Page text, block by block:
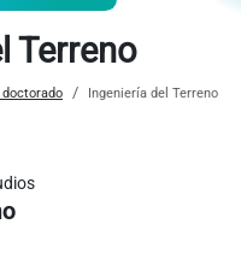
Terreno
Ingeniería del Terreno